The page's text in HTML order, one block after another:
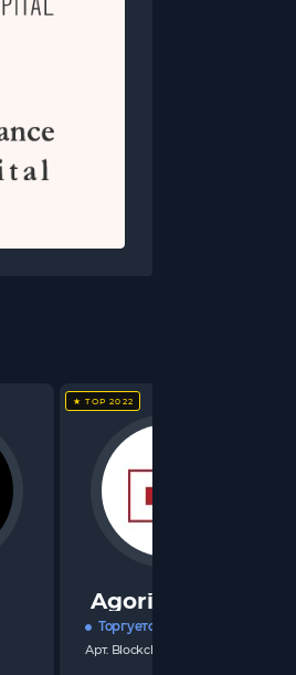
★ TOP 2022
Agoric
Торгуется
Арт. Blockchain Service